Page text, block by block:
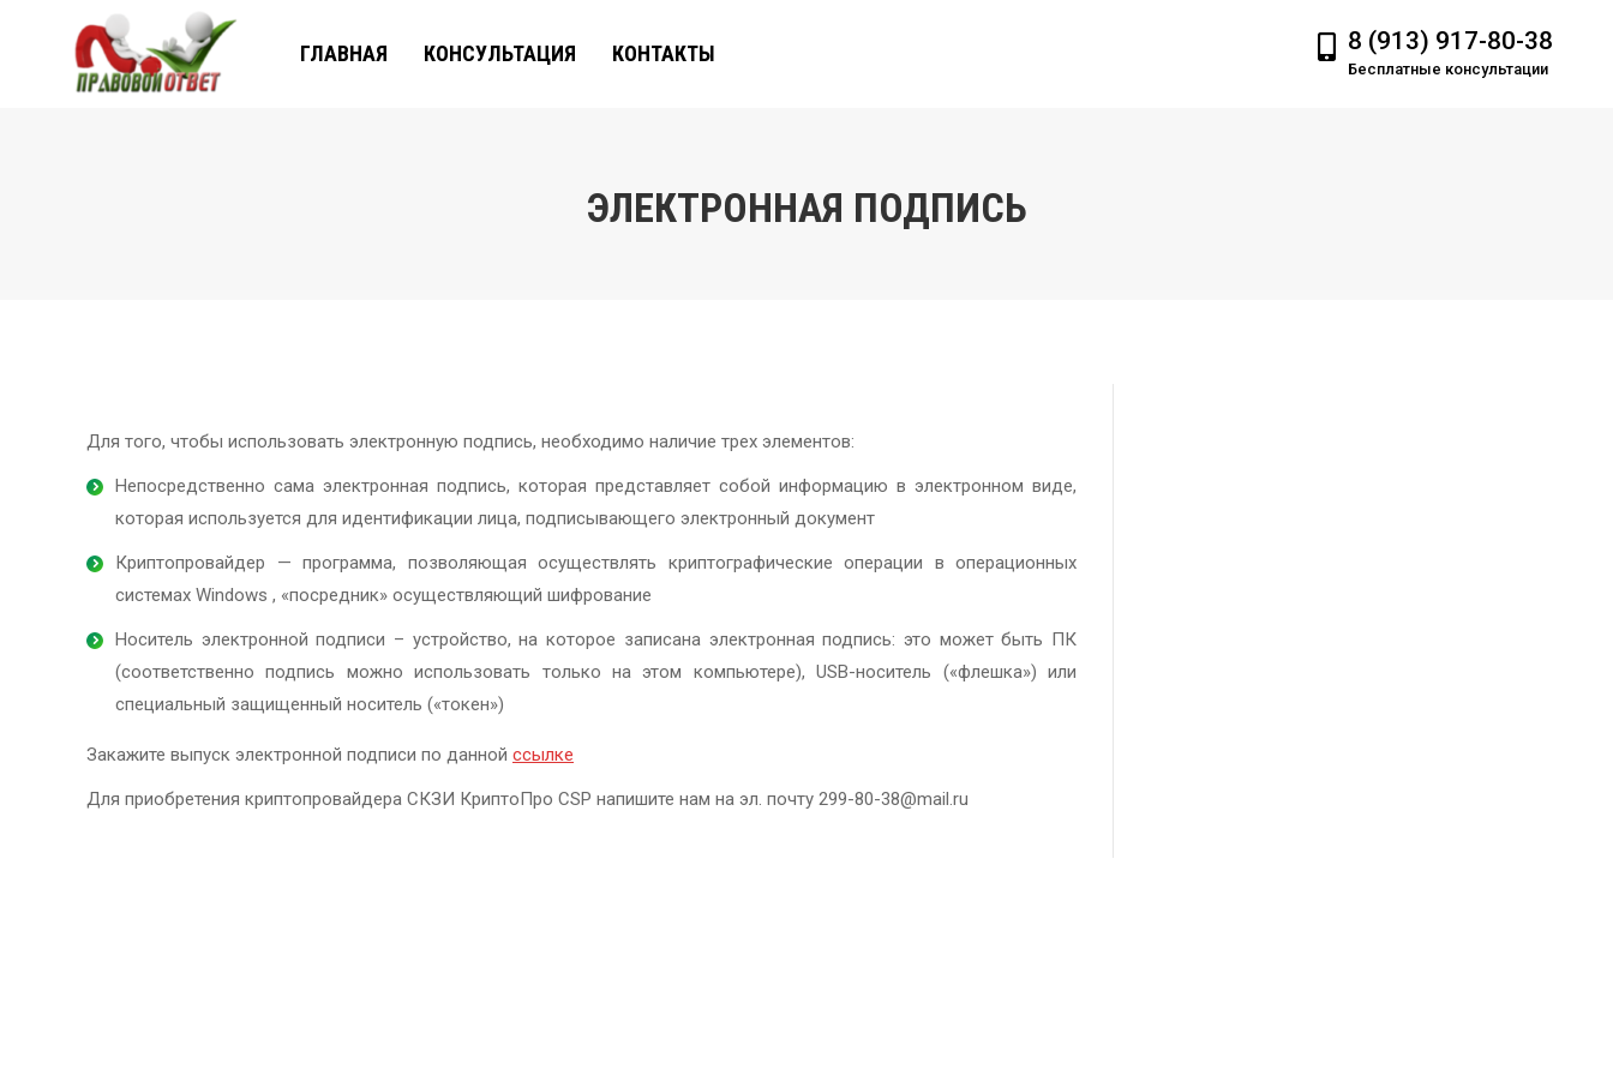
ГЛАВНАЯ КОНСУЛЬТАЦИЯ КОНТАКТЫ 8 (913) 917-80-38
Бесплатные консультации
ЭЛЕКТРОННАЯ ПОДПИСЬ
Для того, чтобы использовать электронную подпись, необходимо наличие трех элементов:
Непосредственно сама электронная подпись, которая представляет собой информацию в электронном виде,
которая используется для идентификации лица, подписывающего электронный документ
Криптопровайдер — программа, позволяющая осуществлять криптографические операции в операционных
системах Windows , «посредник» осуществляющий шифрование
Носитель электронной подписи – устройство, на которое записана электронная подпись: это может быть ПК
(соответственно подпись можно использовать только на этом компьютере), USB-носитель («флешка») или
специальный защищенный носитель («токен»)
Закажите выпуск электронной подписи по данной ссылке
Для приобретения криптопровайдера СКЗИ КриптоПро CSP напишите нам на эл. почту 299-80-38@mail.ru